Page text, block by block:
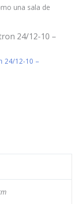
una sala de
24/12-10 –
24/12-10 –